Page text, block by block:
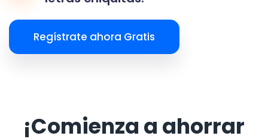
Regístrate ahora Gratis
¡Comienza a ahorrar